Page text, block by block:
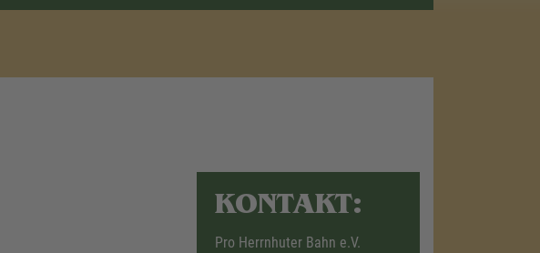
KONTAKT:
Pro Herrnhuter Bahn e.V.